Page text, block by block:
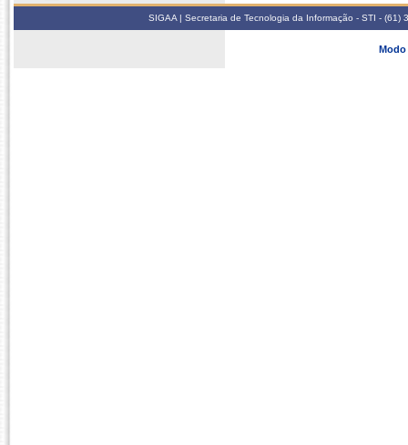
SIGAA | Secretaria de Tecnologia da Informação - STI -
Modo